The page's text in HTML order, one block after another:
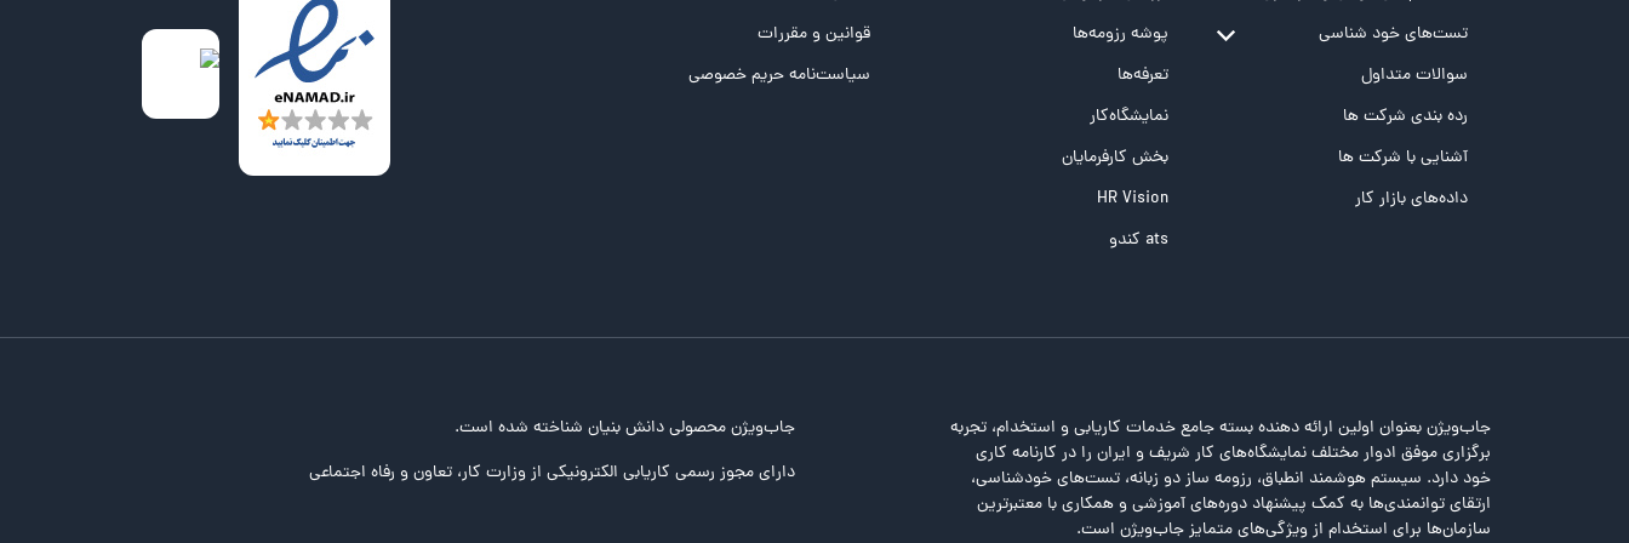
تست‌های خود شناسی
تست MBTI
تست تیپ سنجی شغلی Holland
تست NEO
تست هوش های چندگانه
سوالات متداول
رده بندی شرکت ها
آشنایی با شرکت ها
داده‌های بازار کار
پوشه‌‌ رزومه‌ها
تعرفه‌ها
نمایشگاه‌کار
بخش کارفرمایان
HR Vision
ats کندو
قوانین و مقررات
سیاست‌نامه حریم خصوصی
جاب‌ویژن بعنوان اولین ارائه دهنده بسته جامع خدمات کاریابی و استخدام، تجربه
برگزاری موفق ادوار مختلف نمایشگاه‌های کار شریف و ایران را در کارنامه کاری
خود دارد. سیستم هوشمند انطباق، رزومه ساز دو زبانه، تست‌های خودشناسی،
ارتقای توانمندی‌ها به کمک پیشنهاد دوره‌های آموزشی و همکاری با معتبرترین
سازمان‌ها برای استخدام از ویژگی‌های متمایز جاب‌ویژن است.
جاب‌ویژن محصولی دانش بنیان شناخته شده است.
دارای مجوز رسمی کاریابی الکترونیکی از وزارت کار، تعاون و رفاه اجتماعی